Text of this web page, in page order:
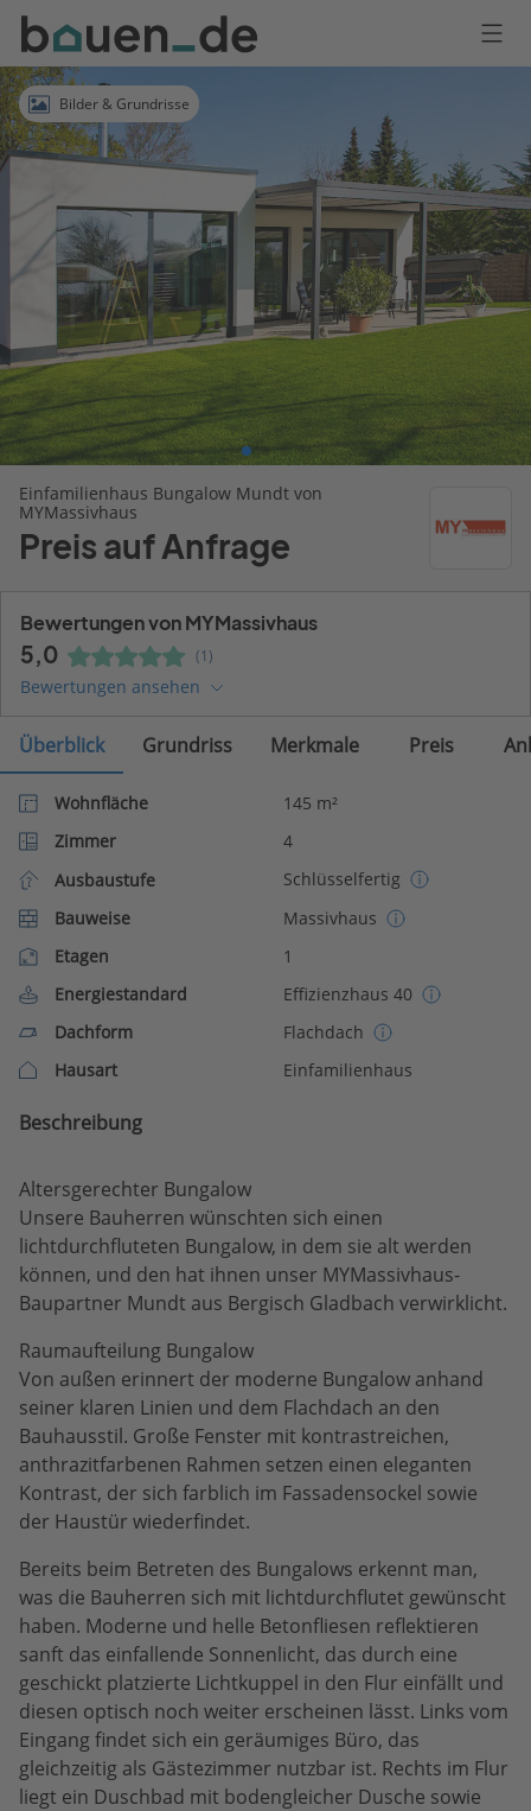
Bauen
Logo
AnmeldenBilder & Grundrisse
Einfamilienhaus Bungalow Mundt von
MYMassivhaus
Preis auf Anfrage
Bewertungen von MYMassivhaus
5,0 (1)
Bewertungen ansehen
Überblick Grundriss Merkmale Preis
Wohnfläche
145 m²
Zimmer
4
Ausbaustufe
Schlüsselfertig
Bauweise
Massivhaus
Etagen
1
Energiestandard
Effizienzhaus 40
Dachform
Flachdach
Hausart
Einfamilienhaus
Beschreibung
Altersgerechter Bungalow
Unsere Bauherren wünschten sich einen
lichtdurchfluteten Bungalow, in dem sie alt werden
können, und den hat ihnen unser MYMassivhaus-
Baupartner Mundt aus Bergisch Gladbach verwirklicht.
Raumaufteilung Bungalow
Von außen erinnert der moderne Bungalow anhand
seiner klaren Linien und dem Flachdach an den
Bauhausstil. Große Fenster mit kontrastreichen,
anthrazitfarbenen Rahmen setzen einen eleganten
Kontrast, der sich farblich im Fassadensockel sowie
der Haustür wiederfindet.
Bereits beim Betreten des Bungalows erkennt man,
was die Bauherren sich mit lichtdurchflutet gewünscht
haben. Moderne und helle Betonfliesen reflektieren
sanft das einfallende Sonnenlicht, das durch eine
geschickt platzierte Lichtkuppel in den Flur einfällt und
diesen optisch noch weiter erscheinen lässt. Links vom
Eingang findet sich ein geräumiges Büro, das
gleichzeitig als Gästezimmer nutzbar ist. Rechts im Flur
liegt ein Duschbad mit bodengleicher Dusche sowie